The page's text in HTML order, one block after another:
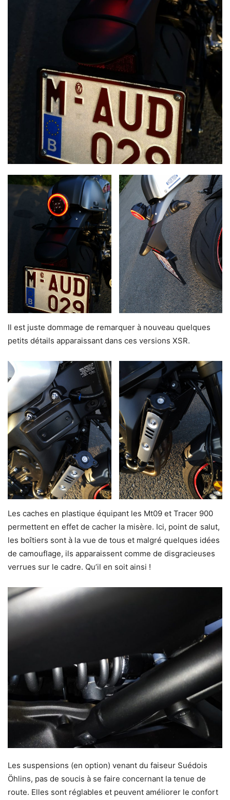
Il est juste dommage de remarquer à nouveau quelques
petits détails apparaissant dans ces versions XSR.
Les caches en plastique équipant les Mt09 et Tracer 900
permettent en effet de cacher la misère. Ici, point de salut,
les boîtiers sont à la vue de tous et malgré quelques idées
de camouflage, ils apparaissent comme de disgracieuses
verrues sur le cadre. Qu’il en soit ainsi !
Les suspensions (en option) venant du faiseur Suédois
Öhlins, pas de soucis à se faire concernant la tenue de
route. Elles sont réglables et peuvent améliorer le confort